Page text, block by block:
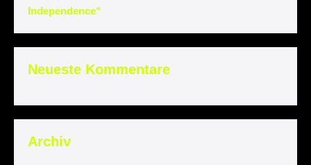
Independence“
Neueste Kommentare
Archiv